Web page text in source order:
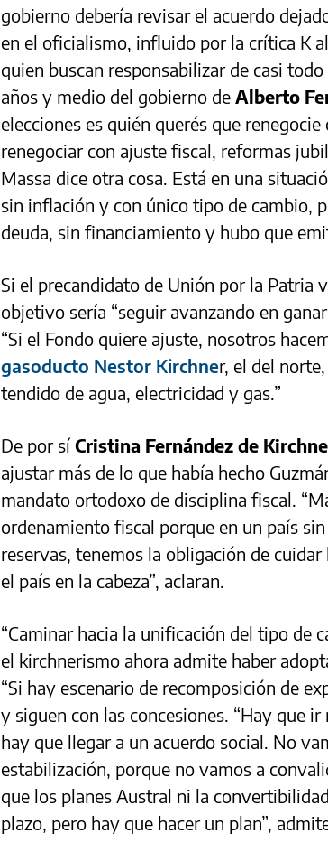
gobierno debería revisar el acuerdo
en el oficialismo, influido por la crítica K
quien buscan responsabilizar de casi
años y medio del gobierno de Alberto
elecciones es quién querés que
renegociar con ajuste fiscal, reformas
Massa dice otra cosa. Está en una
sin inflación y con único tipo de cambio,
deuda, sin financiamiento y hubo que
Si el precandidato de Unión por la Patria
objetivo sería “seguir avanzando en
“Si el Fondo quiere ajuste, nosotros
gasoducto Nestor Kirchner, el del
tendido de agua, electricidad y gas.”
De por síCristina Fernández de
ajustar más de lo que había hecho
mandato ortodoxo de disciplina fiscal.
ordenamiento fiscal porque en un país
reservas, tenemos la obligación de
el país en la cabeza”, aclaran.
“Caminar hacia la unificación del tipo de
el kirchnerismo ahora admite haber
“Si hay escenario de recomposición de
y siguen con las concesiones. “Hay que
hay que llegar a un acuerdo social. No
estabilización, porque no vamos a
que los planes Austral ni la
plazo, pero hay que hacer un plan”,